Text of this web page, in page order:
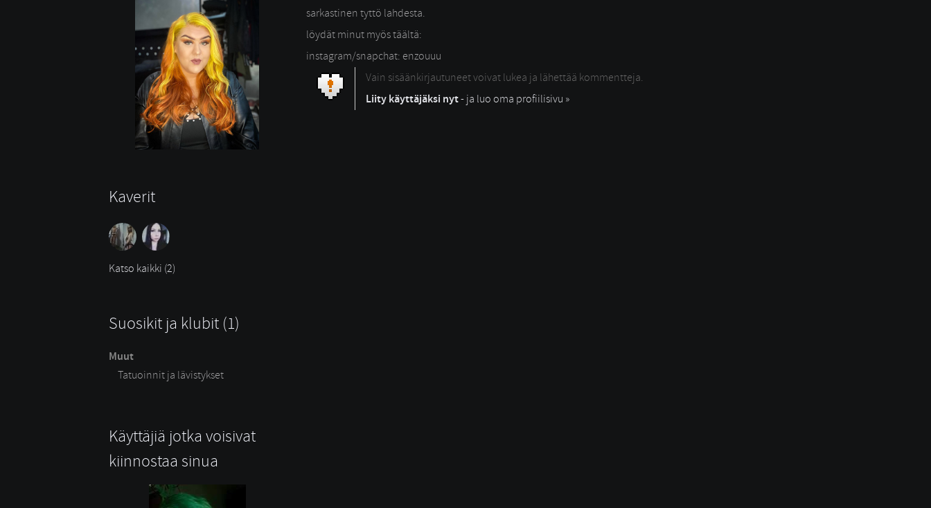
Kaverit
Katso kaikki (2)
Suosikit ja klubit (1)
Muut
Tatuoinnit ja lävistykset
Käyttäjiä jotka voisivat
kiinnostaa sinua
sarkastinen tyttö lahdesta.
löydät minut myös täältä:
instagram/snapchat: enzouuu
Vain sisäänkirjautuneet voivat lukea ja lähettää kommentteja.
Liity käyttäjäksi nyt- ja luo oma profiilisivu »